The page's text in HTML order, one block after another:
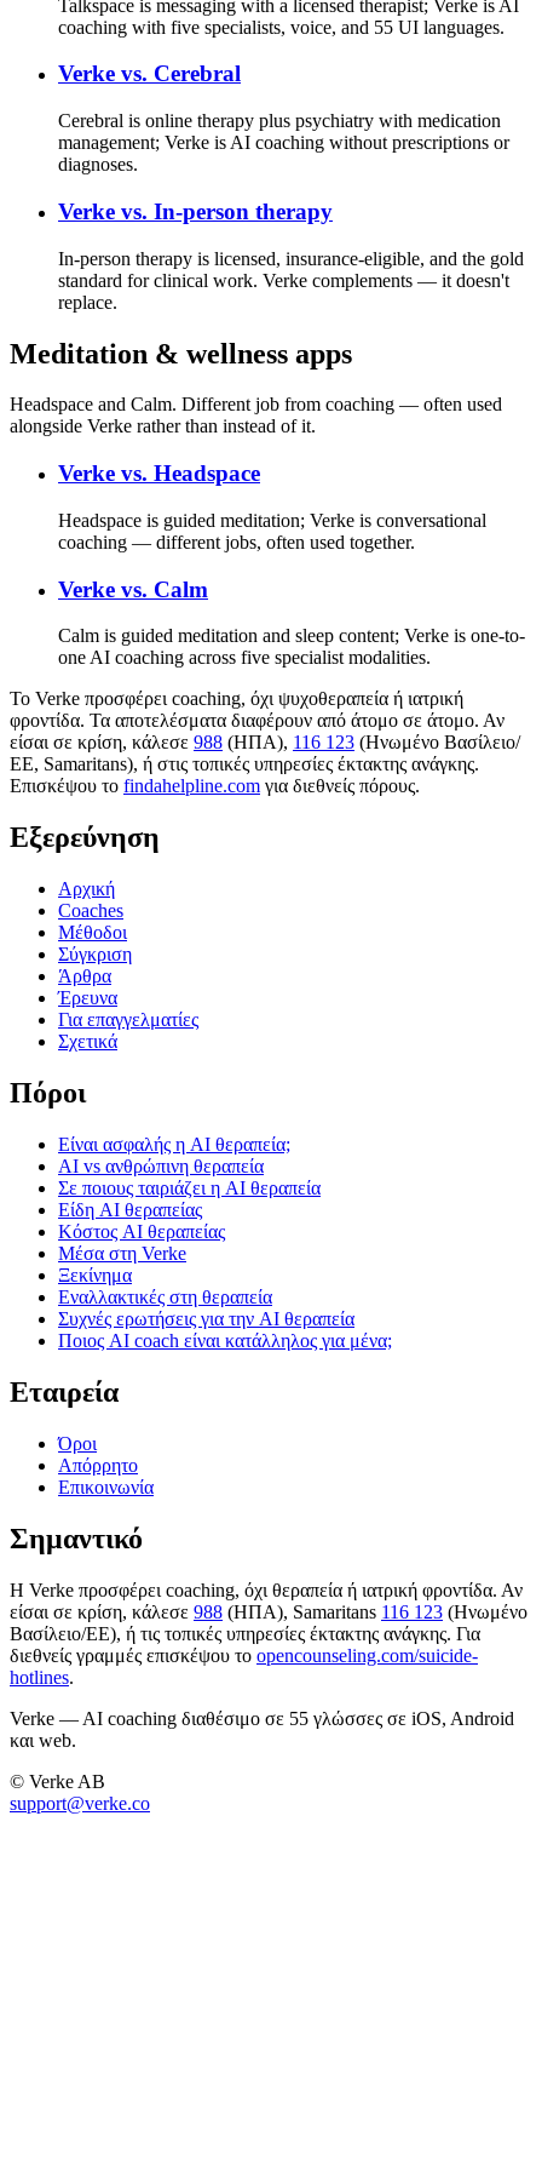
Talkspace is messaging with a licensed therapist; Verke is AI
coaching with five specialists, voice, and 55 UI languages.
Verke vs. Cerebral
Cerebral is online therapy plus psychiatry with medication
management; Verke is AI coaching without prescriptions or
diagnoses.
Verke vs. In-person therapy
In-person therapy is licensed, insurance-eligible, and the gold
standard for clinical work. Verke complements — it doesn't
replace.
Meditation & wellness apps
Headspace and Calm. Different job from coaching — often used
alongside Verke rather than instead of it.
Verke vs. Headspace
Headspace is guided meditation; Verke is conversational
coaching — different jobs, often used together.
Verke vs. Calm
Calm is guided meditation and sleep content; Verke is one-to-
one AI coaching across five specialist modalities.
Το Verke προσφέρει coaching, όχι ψυχοθεραπεία ή ιατρική
φροντίδα. Τα αποτελέσματα διαφέρουν από άτομο σε άτομο. Αν
είσαι σε κρίση, κάλεσε 988 (ΗΠΑ), 116 123 (Ηνωμένο Βασίλειο/
ΕΕ, Samaritans), ή στις τοπικές υπηρεσίες έκτακτης ανάγκης.
Επισκέψου το findahelpline.com για διεθνείς πόρους.
Εξερεύνηση
Αρχική
Coaches
Μέθοδοι
Σύγκριση
Άρθρα
Έρευνα
Για επαγγελματίες
Σχετικά
Πόροι
Είναι ασφαλής η AI θεραπεία;
AI vs ανθρώπινη θεραπεία
Σε ποιους ταιριάζει η AI θεραπεία
Είδη AI θεραπείας
Κόστος AI θεραπείας
Μέσα στη Verke
Ξεκίνημα
Εναλλακτικές στη θεραπεία
Συχνές ερωτήσεις για την AI θεραπεία
Ποιος AI coach είναι κατάλληλος για μένα;
Εταιρεία
Όροι
Απόρρητο
Επικοινωνία
Σημαντικό
Η Verke προσφέρει coaching, όχι θεραπεία ή ιατρική φροντίδα. Αν
είσαι σε κρίση, κάλεσε 988 (ΗΠΑ), Samaritans 116 123 (Ηνωμένο
Βασίλειο/ΕΕ), ή τις τοπικές υπηρεσίες έκτακτης ανάγκης. Για
διεθνείς γραμμές επισκέψου το opencounseling.com/suicide-
hotlines.
Verke — AI coaching διαθέσιμο σε 55 γλώσσες σε iOS, Android
και web.
© Verke AB
support@verke.co